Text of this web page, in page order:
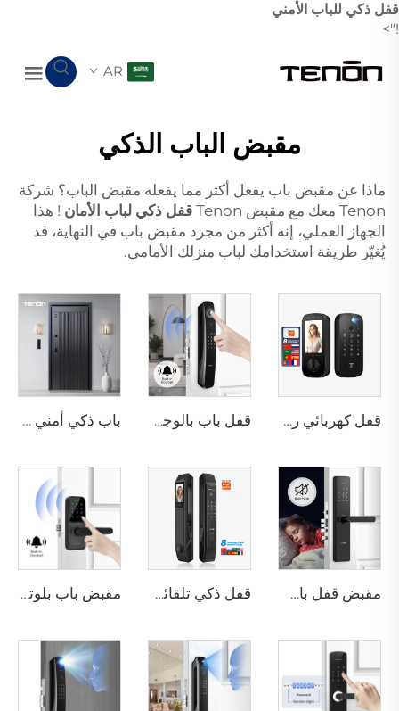
قفل ذكي للباب الأمني
!">
AR
مقبض الباب الذكي
ماذا عن مقبض باب يفعل أكثر مما يفعله مقبض الباب؟ شركة
Tenon معك مع مقبض Tenon
قفل ذكي لباب الأمان ! هذا
الجهاز العملي، إنه أكثر من مجرد مقبض باب في النهاية، قد
يُغيّر طريقة استخدامك لباب منزلك الأمامي.
قفل كهربائي رقمي ذكي مع التعرف على بصمة اليد والأوردة باستخدام البطاقة للمنزل Tenon K10 Pro قفل باب بالوجه ثلاثي الأبعاد مع كاميرا وبصمة الإصبع وكلمة المرور والأوردة Tenon A9 Pro باب ذكي أمني فاخر من الألومنيوم للاستخدام السكني الرئيسي M8
مقبض قفل باب بصمة الإصبع المنزلي Tuya T15 قفل ذكي تلقائي للباب باستخدام بصمة الوجه D7 Pro مقبض باب بلوتوث مع كلمة مرور رقمية وبصمة عبر واي فاي Tenon K8